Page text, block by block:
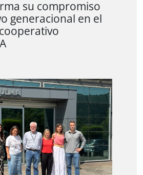
su compromiso
generacional en el